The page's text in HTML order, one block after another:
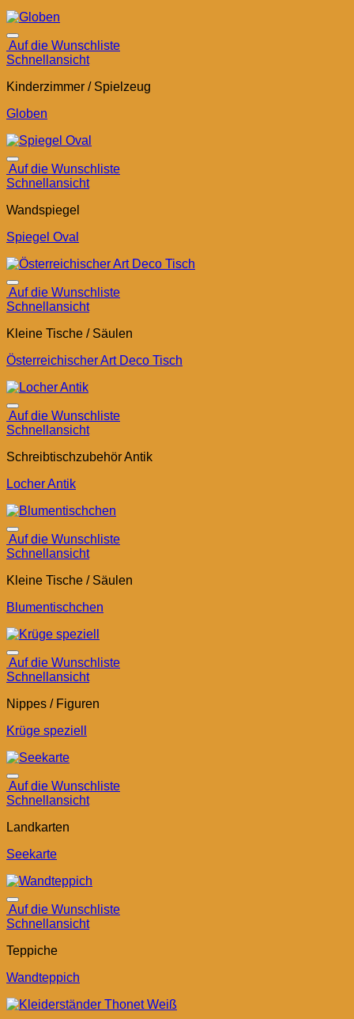
Auf die Wunschliste
Schnellansicht
Kinderzimmer / Spielzeug
Globen
Auf die Wunschliste
Schnellansicht
Wandspiegel
Spiegel Oval
Auf die Wunschliste
Schnellansicht
Kleine Tische / Säulen
Österreichischer Art Deco Tisch
Auf die Wunschliste
Schnellansicht
Schreibtischzubehör Antik
Locher Antik
Auf die Wunschliste
Schnellansicht
Kleine Tische / Säulen
Blumentischchen
Auf die Wunschliste
Schnellansicht
Nippes / Figuren
Krüge speziell
Auf die Wunschliste
Schnellansicht
Landkarten
Seekarte
Auf die Wunschliste
Schnellansicht
Teppiche
Wandteppich